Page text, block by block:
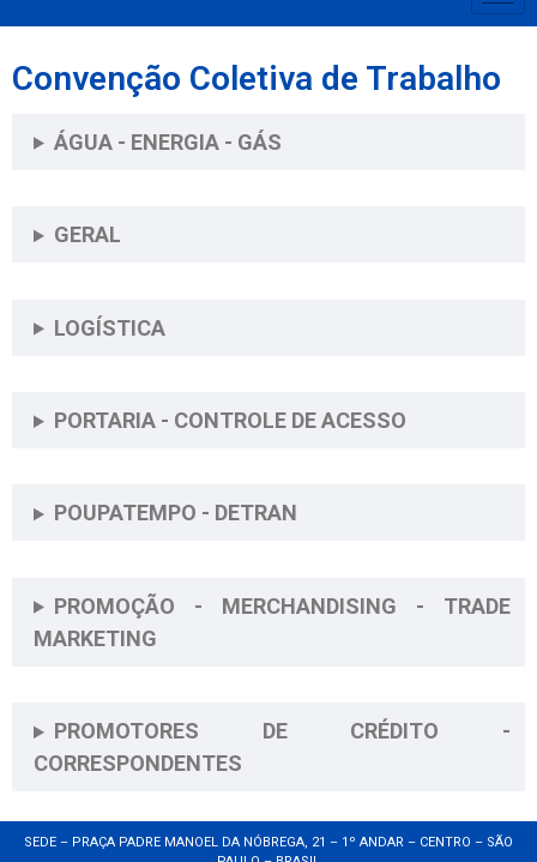
Convenção Coletiva de Trabalho
ÁGUA - ENERGIA - GÁS
GERAL
LOGÍSTICA
PORTARIA - CONTROLE DE ACESSO
POUPATEMPO - DETRAN
PROMOÇÃO - MERCHANDISING - TRADE
MARKETING
PROMOTORES DE CRÉDITO -
CORRESPONDENTES
SEDE – PRAÇA PADRE MANOEL DA NÓBREGA, 21 – 1º ANDAR – CENTRO – SÃO